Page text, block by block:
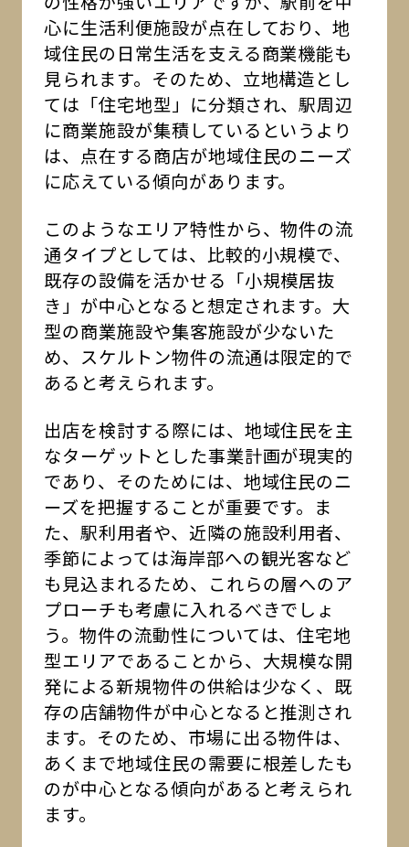
心に生活利便施設が点在しており、地
域住民の日常生活を支える商業機能も
見られます。そのため、立地構造とし
ては「住宅地型」に分類され、駅周辺
に商業施設が集積しているというより
は、点在する商店が地域住民のニーズ
に応えている傾向があります。
このようなエリア特性から、物件の流
通タイプとしては、比較的小規模で、
既存の設備を活かせる「小規模居抜
き」が中心となると想定されます。大
型の商業施設や集客施設が少ないた
め、スケルトン物件の流通は限定的で
あると考えられます。
出店を検討する際には、地域住民を主
なターゲットとした事業計画が現実的
であり、そのためには、地域住民のニ
ーズを把握することが重要です。ま
た、駅利用者や、近隣の施設利用者、
季節によっては海岸部への観光客など
も見込まれるため、これらの層へのア
プローチも考慮に入れるべきでしょ
う。物件の流動性については、住宅地
型エリアであることから、大規模な開
発による新規物件の供給は少なく、既
存の店舗物件が中心となると推測され
ます。そのため、市場に出る物件は、
あくまで地域住民の需要に根差したも
のが中心となる傾向があると考えられ
ます。